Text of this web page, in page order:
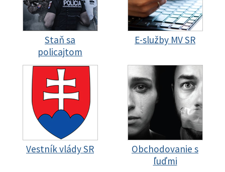
Staň sa
policajtom
E-služby MV SR
Vestník vlády SR
Obchodovanie s
ľuďmi